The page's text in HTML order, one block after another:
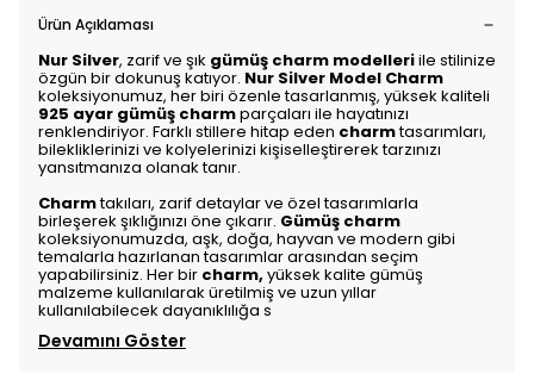
Ürün Açıklaması
Nur Silver, zarif ve şık gümüş charm modelleriile stilinize
özgün bir dokunuş katıyor. Nur Silver Model Charm
koleksiyonumuz, her biri özenle tasarlanmış, yüksek kaliteli
925 ayar gümüş charmparçaları ile hayatınızı
renklendiriyor. Farklı stillere hitap eden charmtasarımları,
bilekliklerinizi ve kolyelerinizi kişiselleştirerek tarzınızı
yansıtmanıza olanak tanır.
Charmtakıları, zarif detaylar ve özel tasarımlarla
birleşerek şıklığınızı öne çıkarır. Gümüş charm
koleksiyonumuzda, aşk, doğa, hayvan ve modern gibi
temalarla hazırlanan tasarımlar arasından seçim
yapabilirsiniz. Her bir charm, yüksek kalite gümüş
malzeme kullanılarak üretilmiş ve uzun yıllar
kullanılabilecek dayanıklılığa s
Devamını Göster